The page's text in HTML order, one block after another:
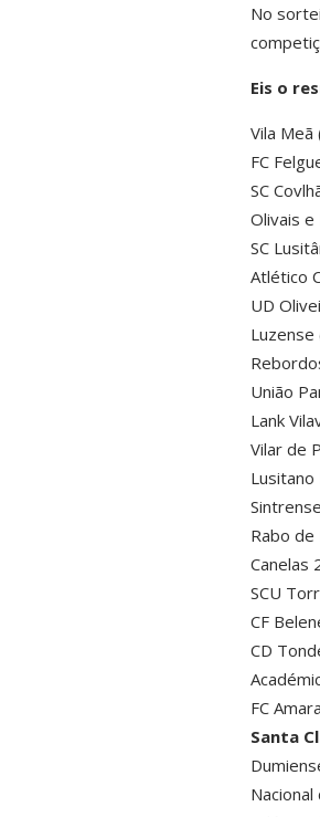
No
Eis o
Vila Meã
FC
SC
Olivais e
SC
Atlético
UD
Luzense
União
Lank
Vilar de
Lusitano
Rabo de
Canelas
SCU
CF
CD
FC
Santa